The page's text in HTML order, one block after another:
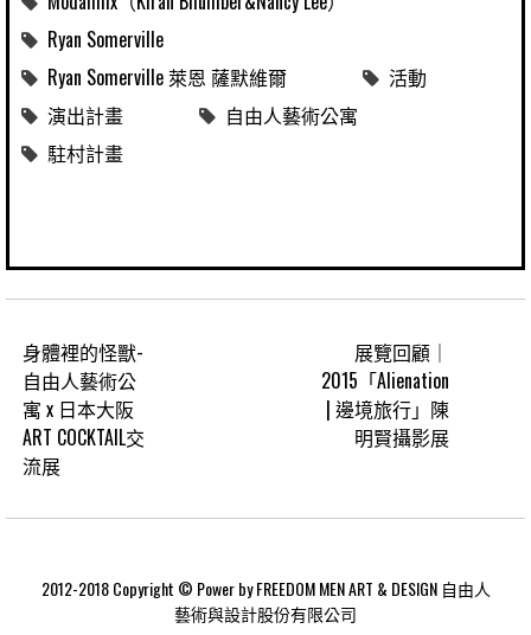
Ryan Somerville
Ryan Somerville 萊恩 薩默維爾
活動
演出計畫
自由人藝術公寓
駐村計畫
身體裡的怪獸-
自由人藝術公
寓 x 日本大阪
ART COCKTAIL交
流展
展覽回顧｜
2015「Alienation
| 邊境旅行」陳
明賢攝影展
2012-2018 Copyright © Power by FREEDOM MEN ART & DESIGN 自由人
藝術與設計股份有限公司